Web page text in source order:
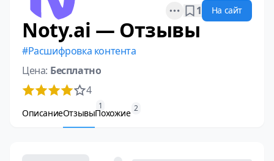
Open options
1 На сайт
Noty.ai — Отзывы
Расшифровка контента
Цена: Бесплатно
4
ОписаниеОтзывы
1
Похожие 2